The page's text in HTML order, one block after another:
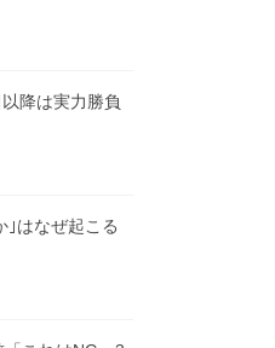
降は実力勝負
はなぜ起こる